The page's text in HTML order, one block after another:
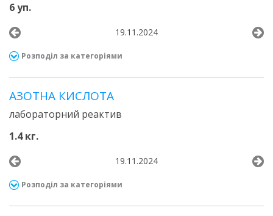
6 уп.
19.11.2024
Розподіл за категоріями
АЗОТНА КИСЛОТА
лабораторний реактив
1.4 кг.
19.11.2024
Розподіл за категоріями